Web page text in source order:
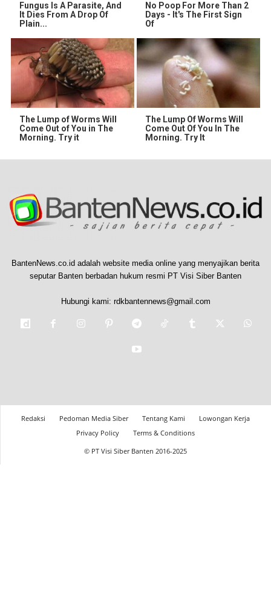
Fungus Is A Parasite, And
It Dies From A Drop Of
Plain...
No Poop For More Than 2
Days - It's The First Sign
Of
The Lump of Worms Will
Come Out of You in The
Morning. Try it
The Lump Of Worms Will
Come Out Of You In The
Morning. Try It
BantenNews.co.id adalah website media online yang menyajikan berita
seputar Banten berbadan hukum resmi PT Visi Siber Banten
Hubungi kami: rdkbantennews@gmail.com
Redaksi Pedoman Media Siber Tentang Kami
Lowongan Kerja
Privacy Policy
Terms & Conditions
© PT Visi Siber Banten 2016-2025